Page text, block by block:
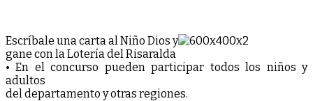
Escríbale una carta al Niño Dios y
gane con la Lotería del Risaralda
• En el concurso pueden participar todos los niños y
adultos
del departamento y otras regiones.